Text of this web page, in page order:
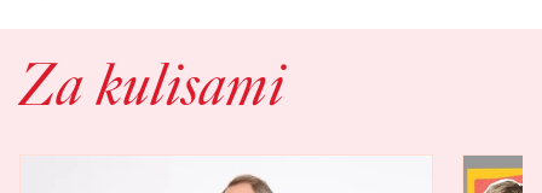
Za kulisami